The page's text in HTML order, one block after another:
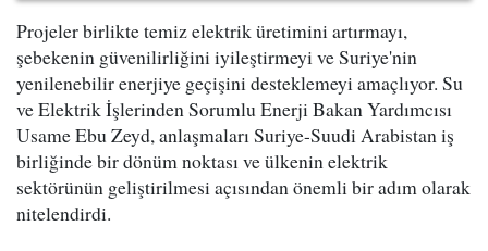
Projeler birlikte temiz elektrik üretimini artırmayı,
şebekenin güvenilirliğini iyileştirmeyi ve Suriye'nin
yenilenebilir enerjiye geçişini desteklemeyi amaçlıyor. Su
ve Elektrik İşlerinden Sorumlu Enerji Bakan Yardımcısı
Usame Ebu Zeyd, anlaşmaları Suriye-Suudi Arabistan iş
birliğinde bir dönüm noktası ve ülkenin elektrik
sektörünün geliştirilmesi açısından önemli bir adım olarak
nitelendirdi.